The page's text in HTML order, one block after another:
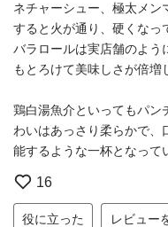
ネチャーシュー、極太メ
すると火が通り、硬くなっ
バラロールは実店舗のよう
もとろけて美味しさが倍増
鶏白湯魚介といってもパン
わいはあっさり柔らかで、
能するような一杯となって
16
役に立った レビュー